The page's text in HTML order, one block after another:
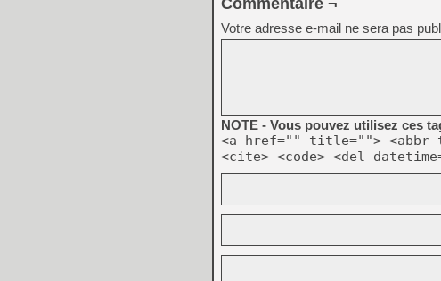
Commentaire ¬
Votre adresse e-mail ne sera pas
NOTE - Vous pouvez utilisez ces
<a href="" title=""> <abbr
<cite> <code> <del